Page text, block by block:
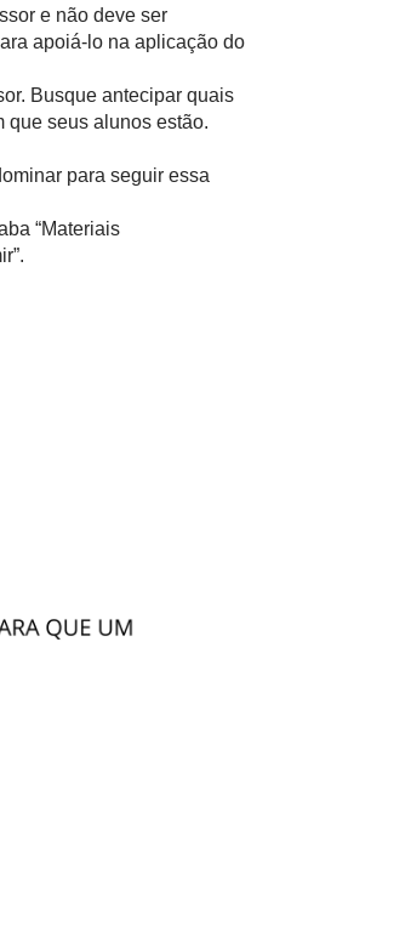
e não deve ser
apoiá-lo na aplicação do
Busque antecipar quais
que seus alunos estão.
para seguir essa
“Materiais